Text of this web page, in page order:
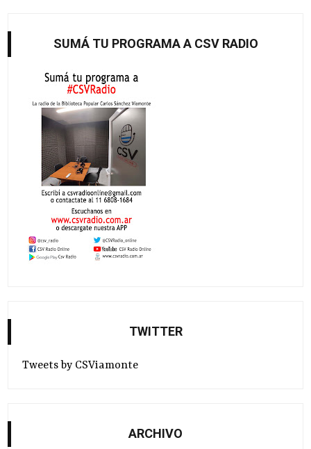
SUMÁ TU PROGRAMA A CSV RADIO
TWITTER
Tweets by CSViamonte
ARCHIVO